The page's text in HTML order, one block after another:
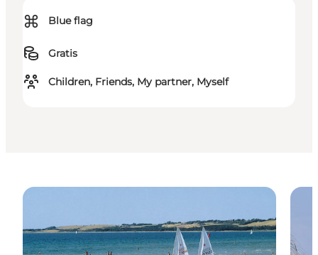
⌘ Blue flag
Gratis
Children, Friends, My partner, Myself